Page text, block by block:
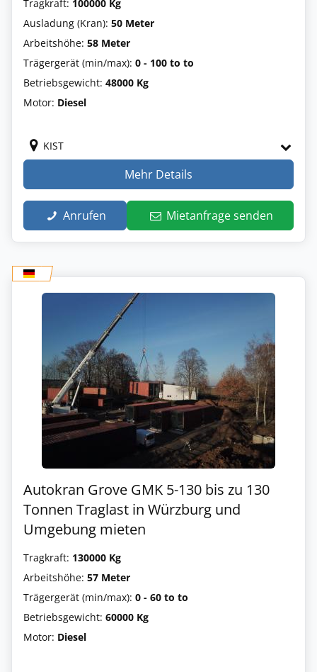
Tragkraft: 100000 Kg
Ausladung (Kran): 50 Meter
Arbeitshöhe: 58 Meter
Trägergerät (min/max): 0 - 100 to to
Betriebsgewicht: 48000 Kg
Motor: Diesel
KIST
Mehr Details
Anrufen Mietanfrage senden
Autokran Grove GMK 5-130 bis zu 130
Tonnen Traglast in Würzburg und
Umgebung mieten
Tragkraft: 130000 Kg
Arbeitshöhe: 57 Meter
Trägergerät (min/max): 0 - 60 to to
Betriebsgewicht: 60000 Kg
Motor: Diesel